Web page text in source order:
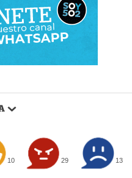
10 29 13